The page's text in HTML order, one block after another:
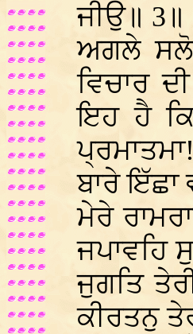
ਜੀਉ॥ 3॥
ਅਗਲੇ
ਵਿਚਾਰ
ਇਹ ਹੈ
ਬਾਰੇ ਇੱਛਾ
ਮੇਰੇ
ਜਪਾਵਹਿ
ਜੁਗਤਿ
ਕੀਰਤਨੁ